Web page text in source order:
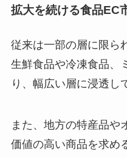
拡大を続ける食品EC
従来は一部の層に限ら
生鮮食品や冷凍食品、
り、幅広い層に浸透し
また、地方の特産品や
価値の高い商品を求め